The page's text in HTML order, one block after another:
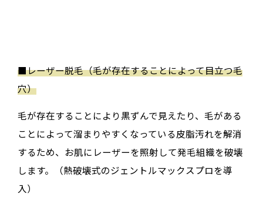
■レーザー脱毛（毛が存在することによって目立つ毛
穴）
毛が存在することにより黒ずんで見えたり、毛がある
ことによって溜まりやすくなっている皮脂汚れを解消
するため、お肌にレーザーを照射して発毛組織を破壊
します。（熱破壊式のジェントルマックスプロを導
入）